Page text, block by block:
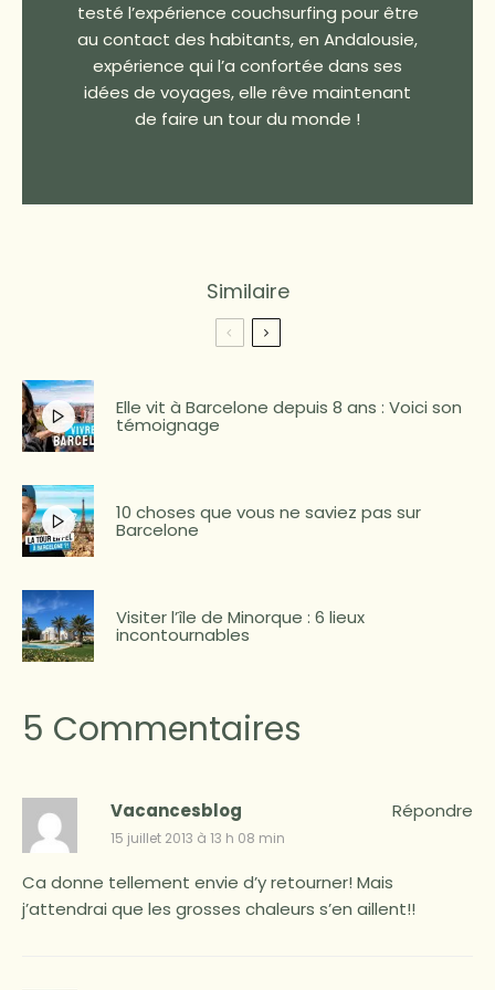
testé l’expérience couchsurfing pour être
au contact des habitants, en Andalousie,
expérience qui l’a confortée dans ses
idées de voyages, elle rêve maintenant
de faire un tour du monde !
Similaire
Elle vit à Barcelone depuis 8 ans : Voici son
témoignage
10 choses que vous ne saviez pas sur
Barcelone
Visiter l’île de Minorque : 6 lieux
incontournables
5 Commentaires
Vacancesblog
15 juillet 2013 à 13 h 08 min
Ca donne tellement envie d’y retourner! Mais
j’attendrai que les grosses chaleurs s’en aillent!!
Répondre